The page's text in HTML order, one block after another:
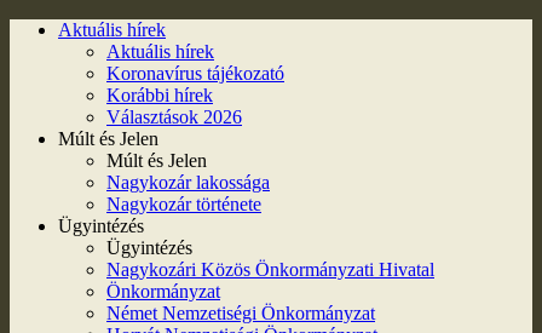
Aktuális hírek
Aktuális hírek
Koronavírus tájékozató
Korábbi hírek
Választások 2026
Múlt és Jelen
Múlt és Jelen
Nagykozár lakossága
Nagykozár története
Ügyintézés
Ügyintézés
Nagykozári Közös Önkormányzati Hivatal
Önkormányzat
Német Nemzetiségi Önkormányzat